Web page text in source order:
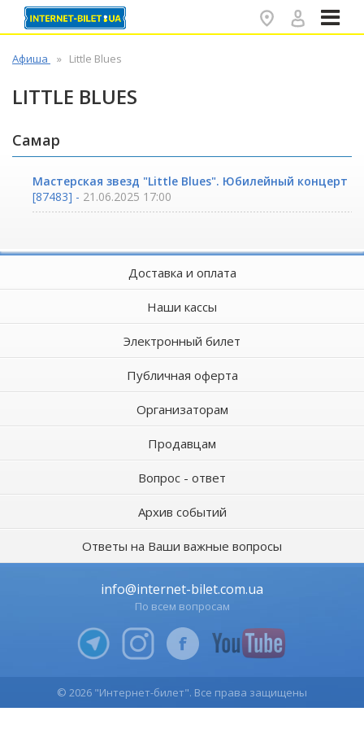
Афиша Little Blues
LITTLE BLUES
Самар
Мастерская звезд "Little Blues". Юбилейный концерт
[87483] - 21.06.2025 17:00
Доставка и оплата
Наши кассы
Электронный билет
Публичная оферта
Организаторам
Продавцам
Вопрос - ответ
Архив событий
Ответы на Ваши важные вопросы
info@internet-bilet.com.ua
По всем вопросам
© 2026 "Интернет-билет". Все права защищены